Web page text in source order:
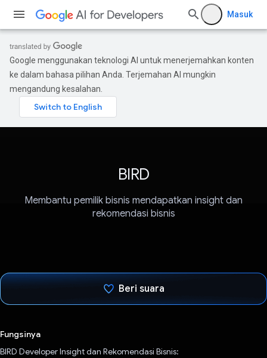
Masuk
Google menggunakan teknologi AI untuk menerjemahkan konten
ke dalam bahasa pilihan Anda. Terjemahan AI mungkin
mengandung kesalahan.
BIRD
Membantu pemilik bisnis mendapatkan insight dan
rekomendasi bisnis
Beri suara
Fungsinya
BIRD Developer Insight dan Rekomendasi Bisnis: